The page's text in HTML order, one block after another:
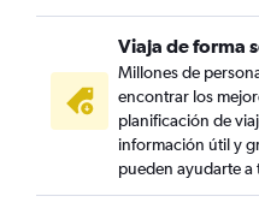
Viaja de forma
Millones de
encontrar los
planificación de
información útil y
pueden ayudarte a